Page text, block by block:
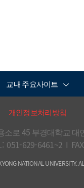
교내 주요사이트
개인정보처리방침
소로 45 부경대학교 대
051-629-6461~2  I
NATIONAL UNIVERSITY.